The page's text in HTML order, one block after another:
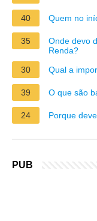
40 Quem no
35
Onde devo
Renda?
30
Qual a
39 O que são
24 Porque
PUB